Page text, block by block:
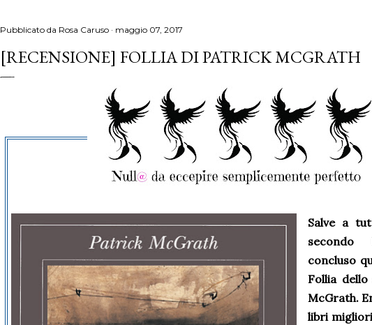
Pubblicato da Rosa Caruso maggio 07, 2017
[RECENSIONE] FOLLIA DI PATRICK MCGRATH
Salve a
concluso
Follia
McGrath.
libri